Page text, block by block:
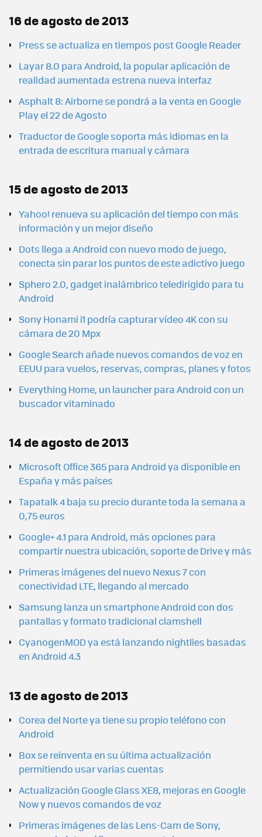
16 de agosto de 2013
Press se actualiza en tiempos post Google Reader
Layar 8.0 para Android, la popular aplicación de
realidad aumentada estrena nueva interfaz
Asphalt 8: Airborne se pondrá a la venta en Google
Play el 22 de Agosto
Traductor de Google soporta más idiomas en la
entrada de escritura manual y cámara
15 de agosto de 2013
Yahoo! renueva su aplicación del tiempo con más
información y un mejor diseño
Dots llega a Android con nuevo modo de juego,
conecta sin parar los puntos de este adictivo juego
Sphero 2.0, gadget inalámbrico teledirigido para tu
Android
Sony Honami i1 podría capturar vídeo 4K con su
cámara de 20 Mpx
Google Search añade nuevos comandos de voz en
EEUU para vuelos, reservas, compras, planes y fotos
Everything Home, un launcher para Android con un
buscador vitaminado
14 de agosto de 2013
Microsoft Office 365 para Android ya disponible en
España y más países
Tapatalk 4 baja su precio durante toda la semana a
0,75 euros
Google+ 4.1 para Android, más opciones para
compartir nuestra ubicación, soporte de Drive y más
Primeras imágenes del nuevo Nexus 7 con
conectividad LTE, llegando al mercado
Samsung lanza un smartphone Android con dos
pantallas y formato tradicional clamshell
CyanogenMOD ya está lanzando nightlies basadas
en Android 4.3
13 de agosto de 2013
Corea del Norte ya tiene su propio teléfono con
Android
Box se reinventa en su última actualización
permitiendo usar varias cuentas
Actualización Google Glass XE8, mejoras en Google
Now y nuevos comandos de voz
Primeras imágenes de las Lens-Cam de Sony,